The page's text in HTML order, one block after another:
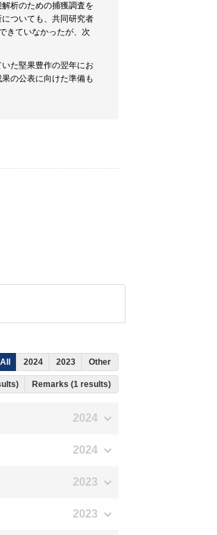
析のための捕獲調査を
ついても、共同研究者
きていなかったが、次
た堅果豊作の翌年にお
の公表に向けた準備も
All 2024 2023 Other
Remarks (1 results)
2024
2024
2023
2023